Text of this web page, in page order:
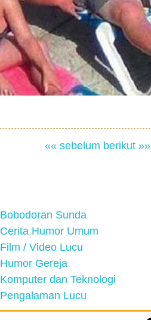
«« sebelum berikut »»
Bobodoran Sunda
Cerita Humor Umum
Film / Video Lucu
Humor Gereja
Komputer dan Teknologi
Pengalaman Lucu